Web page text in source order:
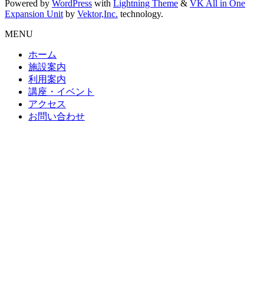
Powered by WordPress with Lightning Theme & VK All in One
Expansion Unit by Vektor,Inc. technology.
MENU
ホーム
施設案内
利用案内
講座・イベント
アクセス
お問い合わせ